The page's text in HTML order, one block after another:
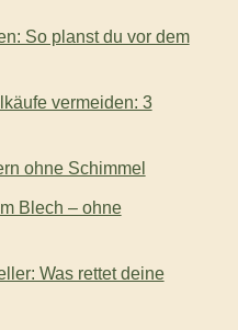
So planst du vor dem
vermeiden: 3
ohne Schimmel
Blech – ohne
Was rettet deine